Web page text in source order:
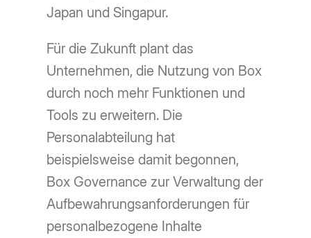
Japan und Singapur.
Für die Zukunft plant das
Unternehmen, die Nutzung von Box
durch noch mehr Funktionen und
Tools zu erweitern. Die
Personalabteilung hat
beispielsweise damit begonnen,
Box Governance zur Verwaltung der
Aufbewahrungsanforderungen für
personalbezogene Inhalte